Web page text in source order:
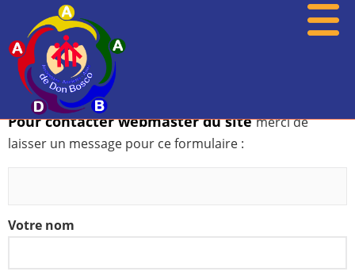
Présentation
Photos
Contacter webmaster
Pour contacter webmaster du sitemerci de
laisser un message pour ce formulaire :
Votre nom